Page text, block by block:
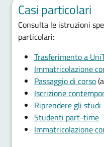
Casi particolari
Consulta le istruzioni
particolari:
Trasferimento a
Immatricolazione
Passaggio di corso
Iscrizione
Riprendere gli studi
Studenti part-time
Immatricolazione